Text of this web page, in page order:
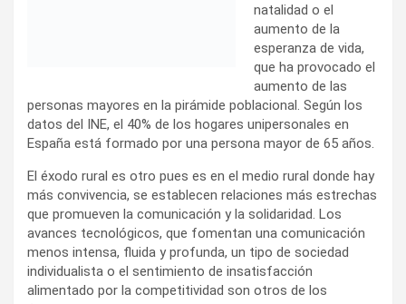
natalidad o el
aumento de la
esperanza de vida,
que ha provocado el
aumento de las
personas mayores en la pirámide poblacional. Según los
datos del INE, el 40% de los hogares unipersonales en
España está formado por una persona mayor de 65 años.
El éxodo rural es otro pues es en el medio rural donde hay
más convivencia, se establecen relaciones más estrechas
que promueven la comunicación y la solidaridad. Los
avances tecnológicos, que fomentan una comunicación
menos intensa, fluida y profunda, un tipo de sociedad
individualista o el sentimiento de insatisfacción
alimentado por la competitividad son otros de los